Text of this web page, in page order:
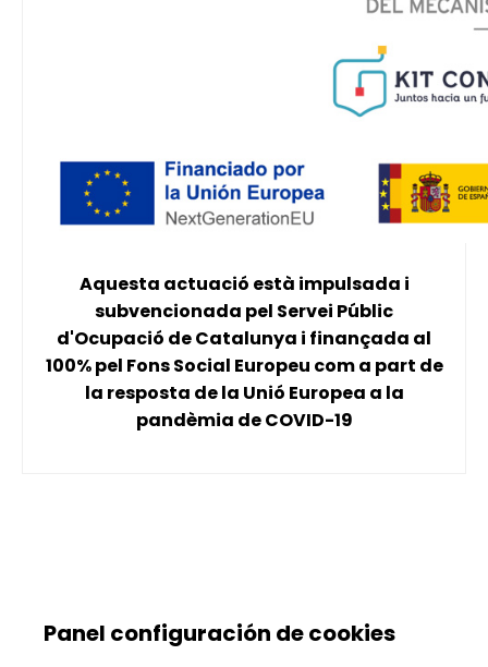
Aquesta actuació està impulsada i
subvencionada pel Servei Públic
d'Ocupació de Catalunya i finançada al
100% pel Fons Social Europeu com a part de
la resposta de la Unió Europea a la
pandèmia de COVID-19
Panel configuración de cookies